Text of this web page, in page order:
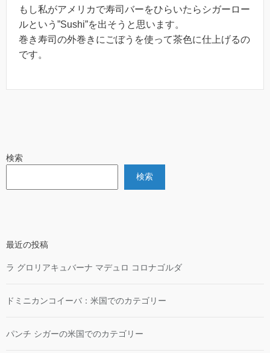
もし私がアメリカで寿司バーをひらいたらシガーロー
ルという”Sushi”を出そうと思います。
巻き寿司の外巻きにごぼうを使って茶色に仕上げるの
です。
検索
検索
最近の投稿
ラ グロリアキュバーナ マデュロ コロナゴルダ
ドミニカンコイーバ：米国でのカテゴリー
パンチ シガーの米国でのカテゴリー